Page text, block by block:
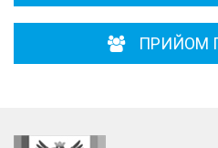
ПРИЙОМ